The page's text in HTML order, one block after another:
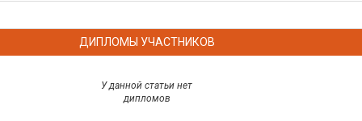
ДИПЛОМЫ УЧАСТНИКОВ
У данной статьи нет
дипломов